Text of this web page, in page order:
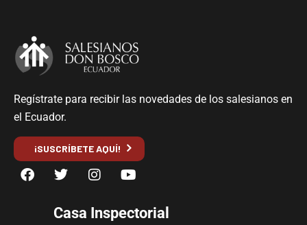
Regístrate para recibir las novedades de los salesianos en
el Ecuador.
¡SUSCRÍBETE AQUÍ!
Casa Inspectorial